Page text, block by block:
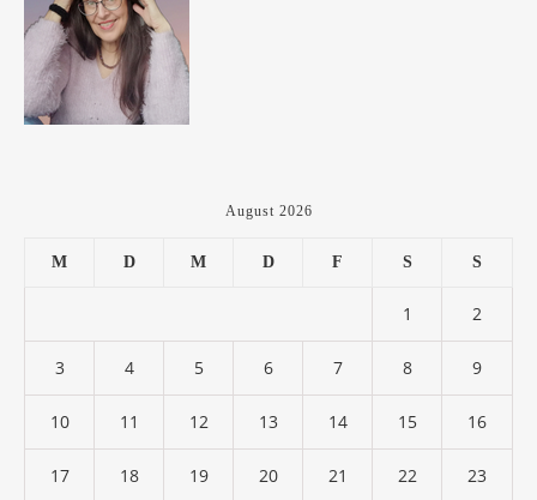
August 2026
M D M D F S S
1 2
3 4 5 6 7 8 9
10 11 12 13 14 15 16
17 18 19 20 21 22 23